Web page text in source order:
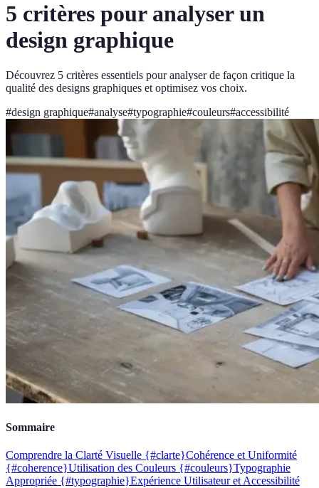
5 critères pour analyser un
design graphique
Découvrez 5 critères essentiels pour analyser de façon critique la
qualité des designs graphiques et optimisez vos choix.
#design graphique#analyse#typographie#couleurs#accessibilité
Sommaire
Comprendre la Clarté Visuelle {#clarte}Cohérence et Uniformité
{#coherence}Utilisation des Couleurs {#couleurs}Typographie
Appropriée {#typographie}Expérience Utilisateur et Accessibilité